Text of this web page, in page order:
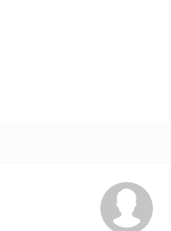
je 5 z 5 hvězdiček.